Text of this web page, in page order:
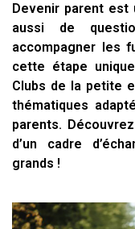
Devenir parent est
aussi de
accompagner les
cette étape
Clubs de la petite
thématiques
parents.
d’un cadre
grands !